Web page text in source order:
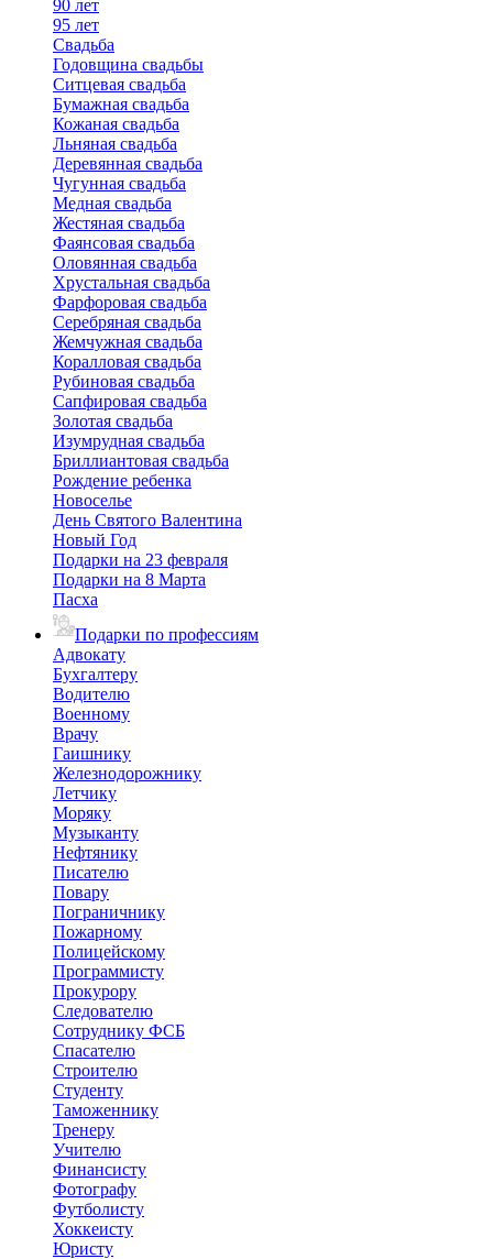
90 лет
95 лет
Свадьба
Годовщина свадьбы
Ситцевая свадьба
Бумажная свадьба
Кожаная свадьба
Льняная свадьба
Деревянная свадьба
Чугунная свадьба
Медная свадьба
Жестяная свадьба
Фаянсовая свадьба
Оловянная свадьба
Хрустальная свадьба
Фарфоровая свадьба
Серебряная свадьба
Жемчужная свадьба
Коралловая свадьба
Рубиновая свадьба
Сапфировая свадьба
Золотая свадьба
Изумрудная свадьба
Бриллиантовая свадьба
Рождение ребенка
Новоселье
День Святого Валентина
Новый Год
Подарки на 23 февраля
Подарки на 8 Марта
Пасха
Подарки по профессиям
Адвокату
Бухгалтеру
Водителю
Военному
Врачу
Гаишнику
Железнодорожнику
Летчику
Моряку
Музыканту
Нефтянику
Писателю
Повару
Пограничнику
Пожарному
Полицейскому
Программисту
Прокурору
Следователю
Сотруднику ФСБ
Спасателю
Строителю
Студенту
Таможеннику
Тренеру
Учителю
Финансисту
Фотографу
Футболисту
Хоккеисту
Юристу